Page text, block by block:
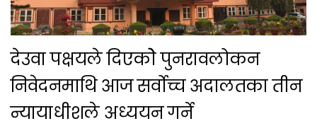
देउवा पक्षयले दिएकोे पुनरावलोकन
निवेदनमाथि आज सर्वोच्च अदालतका तीन
न्यायाधीशले अध्ययन गर्ने